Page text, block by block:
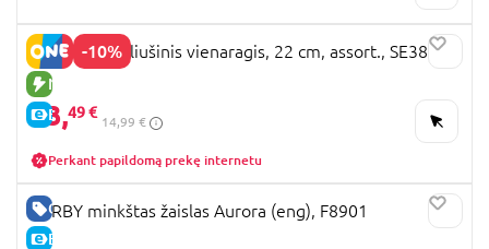
-10%
NAUJA PREKĖ
E-KAINA
KEEL TOYS pliušinis vienaragis, 22 cm, assort., SE3817
13,49 €
14,99 €
Perkant papildomą prekę internetu
GERA KAINA
E-KAINA
FURBY minkštas žaislas Aurora (eng), F8901